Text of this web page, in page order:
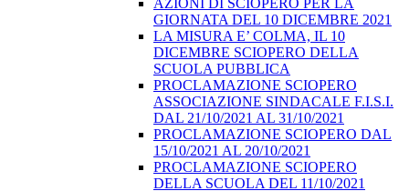
AZIONI DI SCIOPERO PER LA
GIORNATA DEL 10 DICEMBRE 2021
LA MISURA E’ COLMA, IL 10
DICEMBRE SCIOPERO DELLA
SCUOLA PUBBLICA
PROCLAMAZIONE SCIOPERO
ASSOCIAZIONE SINDACALE F.I.S.I.
DAL 21/10/2021 AL 31/10/2021
PROCLAMAZIONE SCIOPERO DAL
15/10/2021 AL 20/10/2021
PROCLAMAZIONE SCIOPERO
DELLA SCUOLA DEL 11/10/2021